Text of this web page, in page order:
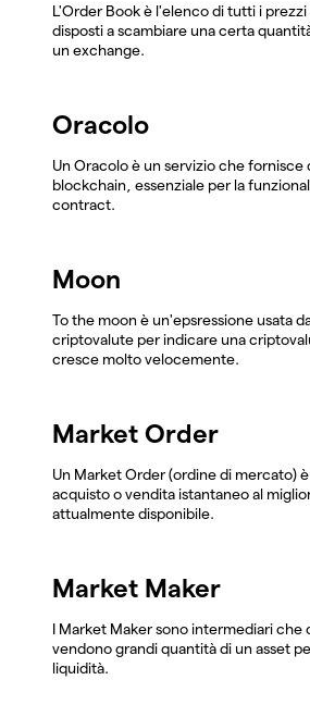
L'Order Book è l'elenco di tutti i
disposti a scambiare una certa
un exchange.
Oracolo
Un Oracolo è un servizio che fornisce
blockchain, essenziale per la
contract.
Moon
To the moon è un'epsressione usata
criptovalute per indicare una
cresce molto velocemente.
Market Order
Un Market Order (ordine di mercato)
acquisto o vendita istantaneo al
attualmente disponibile.
Market Maker
I Market Maker sono intermediari che
vendono grandi quantità di un asset
liquidità.